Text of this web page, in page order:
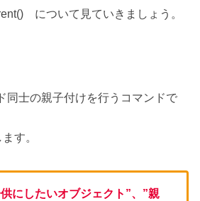
について見ていきましょう。
同士の親子付けを行うコマンドで
す。
にしたいオブジェクト”、”親